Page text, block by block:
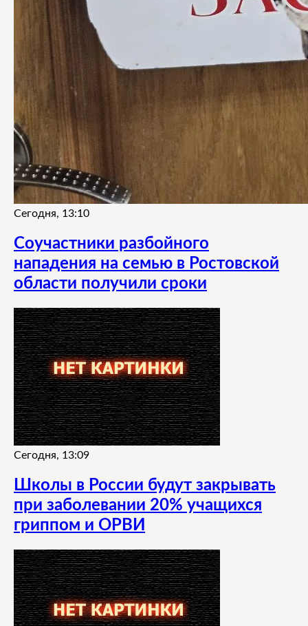
Сегодня, 13:10
Соучастники разбойного
нападения на семью в Ростовской
области получили сроки
Сегодня, 13:09
Школы в России будут закрывать
при заболевании 20% учащихся
гриппом и ОРВИ